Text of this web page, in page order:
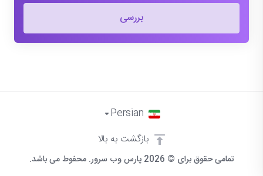
بررسی
تمامی حقوق برای © 2026 پارس وب سرور. محفوط می باشد.
Persian
بازگشت به بالا